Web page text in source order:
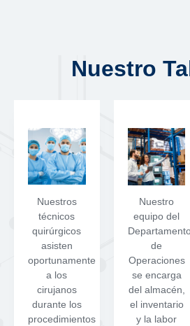
Nuestro
Nuestros
técnicos
quirúrgicos
asisten
oportunamente
a los
cirujanos
durante los
procedimientos
Nuestro
equipo del
de
Operaciones
se encarga
del almacén,
el inventario
y la labor